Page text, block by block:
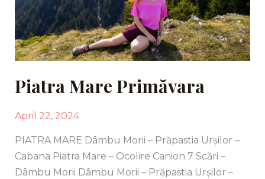
Piatra Mare Primăvara
April 22, 2024
PIATRA MARE Dâmbu Morii – Prăpastia Urșilor –
Cabana Piatra Mare – Ocolire Canion 7 Scări –
Dâmbu Morii Dâmbu Morii – Prăpastia Urșilor –